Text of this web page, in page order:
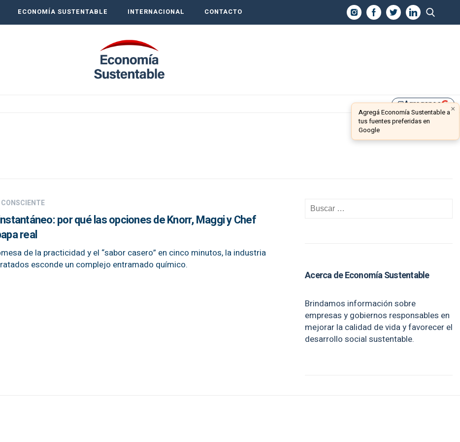
ECONOMÍA SUSTENTABLE INTERNACIONAL CONTACTO
library_addAgreganos ×
Agregá Economía Sustentable a
tus fuentes preferidas en
Google
por qué las opciones de Knorr, Maggi y Chef
real
de la practicidad y el “sabor casero” en cinco minutos, la industria
esconde un complejo entramado químico.
Acerca de Economía Sustentable
Brindamos información sobre
empresas y gobiernos responsables en
mejorar la calidad de vida y favorecer el
desarrollo social sustentable.